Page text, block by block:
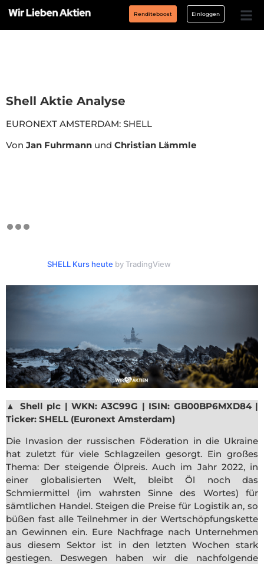
Renditeboost Einloggen
Shell Aktie Analyse
EURONEXT AMSTERDAM: SHELL
Von Jan Fuhrmann und Christian Lämmle
SHELL Kurs heute by TradingView
▲ Shell plc | WKN: A3C99G | ISIN: GB00BP6MXD84 |
Ticker: SHELL (Euronext Amsterdam)
Die Invasion der russischen Föderation in die Ukraine
hat zuletzt für viele Schlagzeilen gesorgt. Ein großes
Thema: Der steigende Ölpreis. Auch im Jahr 2022, in
einer globalisierten Welt, bleibt Öl noch das
Schmiermittel (im wahrsten Sinne des Wortes) für
sämtlichen Handel. Steigen die Preise für Logistik an, so
büßen fast alle Teilnehmer in der Wertschöpfungskette
an Gewinnen ein. Eure Nachfrage nach Unternehmen
aus diesem Sektor ist in den letzten Wochen stark
gestiegen. Deswegen haben wir die nachfolgende